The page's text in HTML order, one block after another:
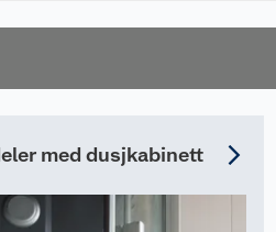
med dusjkabinett